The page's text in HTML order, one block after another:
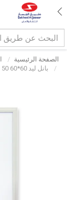
الصفحة الرئيسية
بانل ليد 60*60 50 وات لون الاضاءة أبيض